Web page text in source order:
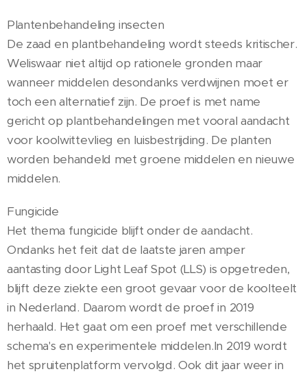
Plantenbehandeling insecten
De zaad en plantbehandeling wordt steeds kritischer.
Weliswaar niet altijd op rationele gronden maar
wanneer middelen desondanks verdwijnen moet er
toch een alternatief zijn. De proef is met name
gericht op plantbehandelingen met vooral aandacht
voor koolwittevlieg en luisbestrijding. De planten
worden behandeld met groene middelen en nieuwe
middelen.
Fungicide
Het thema fungicide blijft onder de aandacht.
Ondanks het feit dat de laatste jaren amper
aantasting door Light Leaf Spot (LLS) is opgetreden,
blijft deze ziekte een groot gevaar voor de koolteelt
in Nederland. Daarom wordt de proef in 2019
herhaald. Het gaat om een proef met verschillende
schema's en experimentele middelen.In 2019 wordt
het spruitenplatform vervolgd. Ook dit jaar weer in